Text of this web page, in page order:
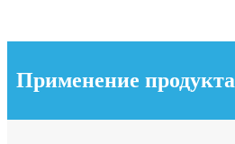
Применение продукта